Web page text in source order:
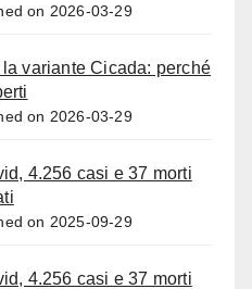
on 2026-03-29
variante Cicada: perché
on 2026-03-29
4.256 casi e 37 morti
on 2025-09-29
4.256 casi e 37 morti